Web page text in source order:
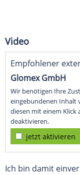
Video
Empfohlener
Glomex GmbH
Wir benötigen Ihre
eingebundenen Inhalt
diesen mit einem Klick
deaktivieren.
jetzt aktivieren
Ich bin damit